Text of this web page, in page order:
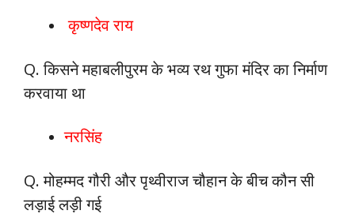
कृष्णदेव राय
Q. किसने महाबलीपुरम के भव्य रथ गुफा मंदिर का निर्माण
करवाया था
नरसिंह
Q. मोहम्मद गौरी और पृथ्वीराज चौहान के बीच कौन सी
लड़ाई लड़ी गई